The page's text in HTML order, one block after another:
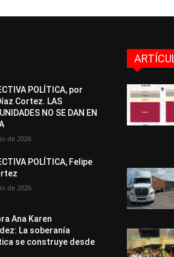
POLÍTICA, por
Cortez. LAS
NO SE DAN EN
de 2026
POLÍTICA, Felipe
de 2026
Ana Karen
La soberanía
se construye desde